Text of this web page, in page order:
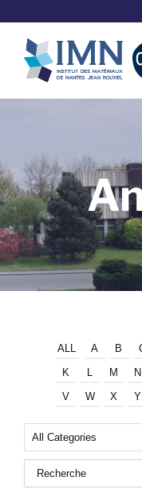
au
contenu
L’Institut
Equipes
Projets/
ALL A B
K
L M N
V
W X Y